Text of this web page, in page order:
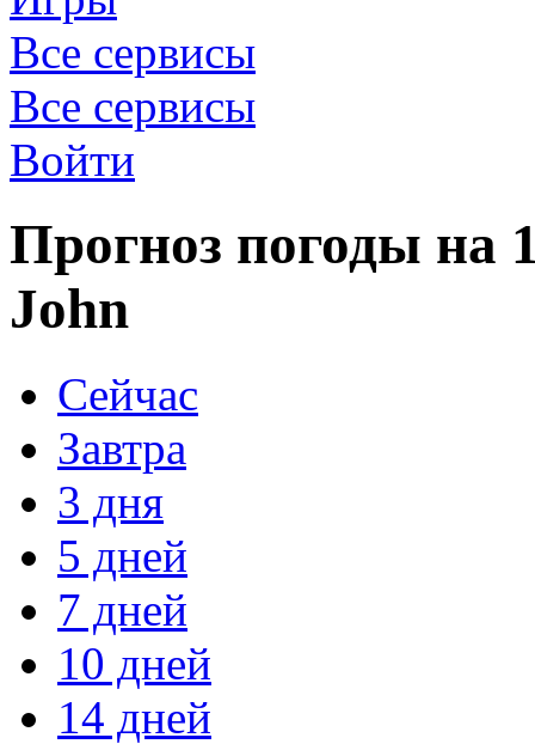
Все сервисы
Все сервисы
Войти
Прогноз погоды на
John
Сейчас
Завтра
3 дня
5 дней
7 дней
10 дней
14 дней